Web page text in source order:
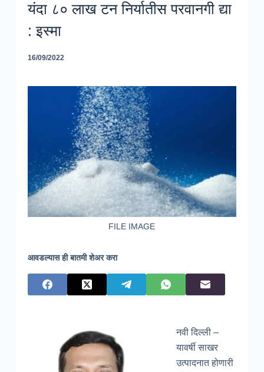
यंदा ८० लाख टन निर्यातीस परवानगी द्या
: इस्मा
16/09/2022
FILE IMAGE
आवडल्यास ही बातमी शेअर करा
नवी दिल्ली –
यावर्षी साखर
उत्पादनात होणारी